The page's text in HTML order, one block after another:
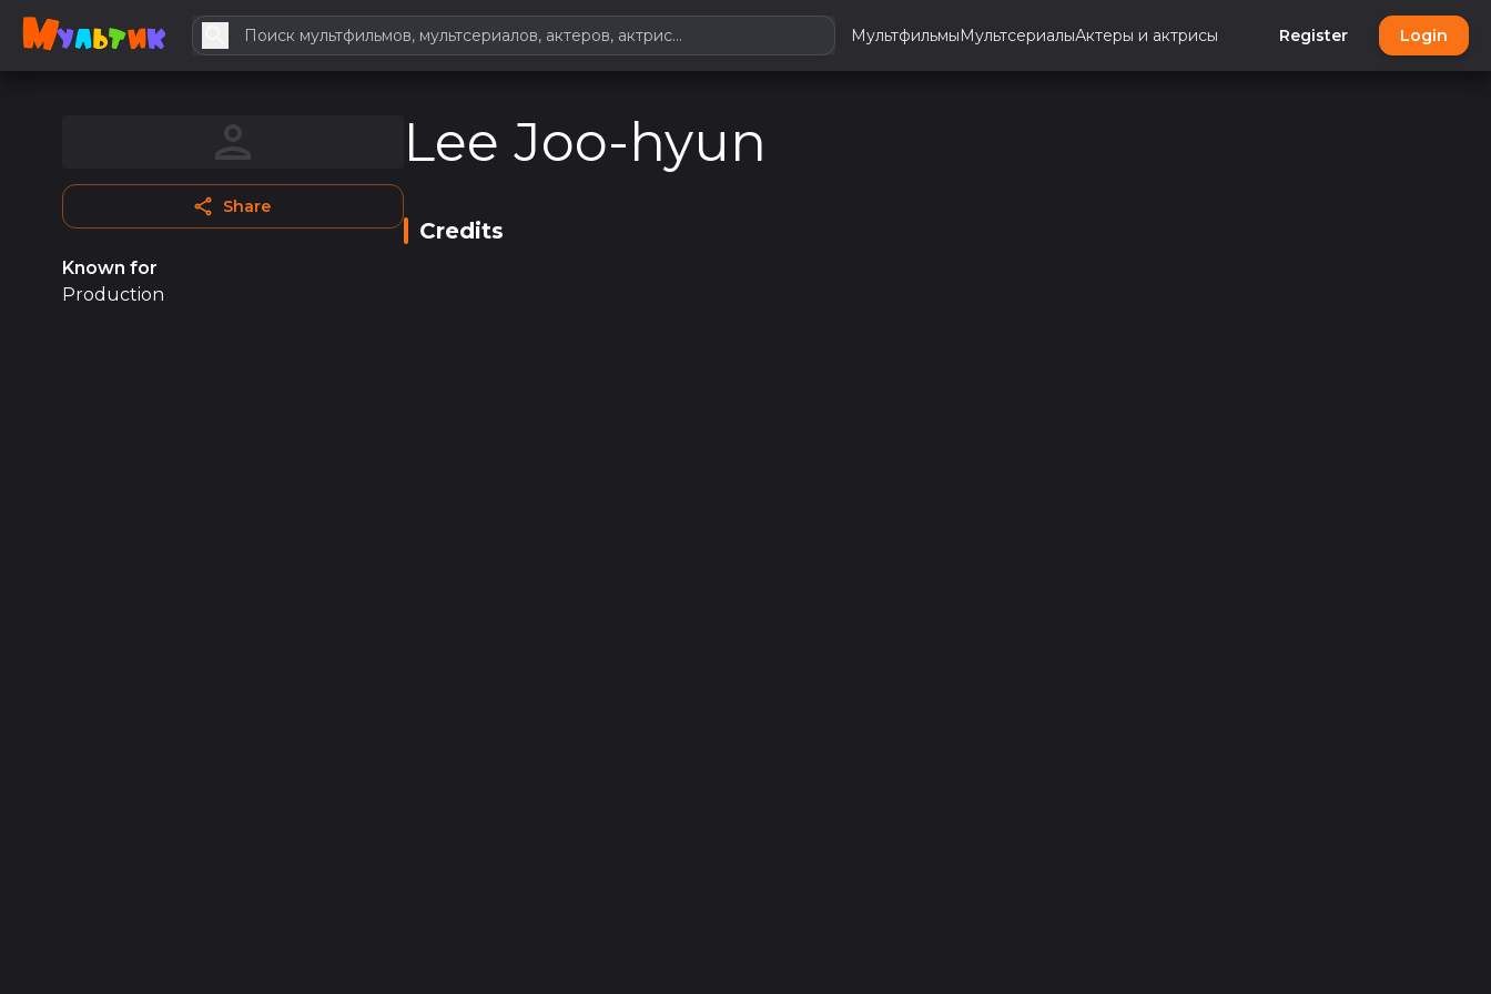
МультфильмыМультсериалыАктеры и актрисы Register Login
Share
Known for
Production
Lee Joo-hyun
Credits